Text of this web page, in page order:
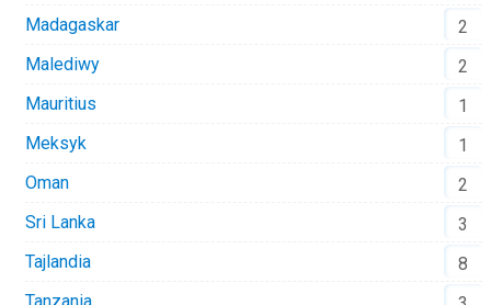
Madagaskar
2
Malediwy
2
Mauritius
1
Meksyk
1
Oman
2
Sri Lanka
3
Tajlandia
8